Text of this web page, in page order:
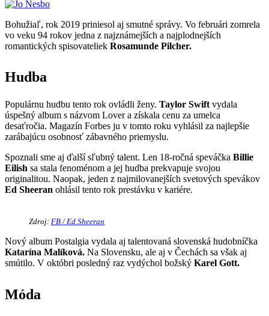
Bohužiaľ, rok 2019 priniesol aj smutné správy. Vo februári zomrela
vo veku 94 rokov jedna z najznámejších a najplodnejších
romantických spisovateliek Rosamunde Pilcher.
Hudba
Populárnu hudbu tento rok ovládli ženy. Taylor Swift vydala
úspešný album s názvom Lover a získala cenu za umelca
desaťročia. Magazín Forbes ju v tomto roku vyhlásil za najlepšie
zarábajúcu osobnosť zábavného priemyslu.
Spoznali sme aj ďalší sľubný talent. Len 18-ročná speváčka Billie
Eilish sa stala fenoménom a jej hudba prekvapuje svojou
originalitou. Naopak, jeden z najmilovanejších svetových spevákov
Ed Sheeran ohlásil tento rok prestávku v kariére.
Zdroj: FB / Ed Sheeran
Nový album Postalgia vydala aj talentovaná slovenská hudobníčka
Katarína Malíková. Na Slovensku, ale aj v Čechách sa však aj
smútilo. V októbri posledný raz vydýchol božský Karel Gott.
Móda